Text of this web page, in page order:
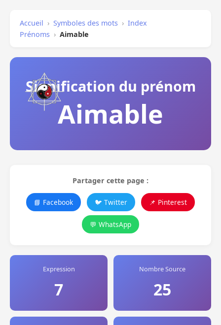
Accueil › Symboles des mots › Index
Prénoms › Aimable
Signification du prénom
Aimable
Partager cette page :
📘 Facebook 🐦 Twitter 📌 Pinterest
💬 WhatsApp
Expression
7
Nombre Source
25